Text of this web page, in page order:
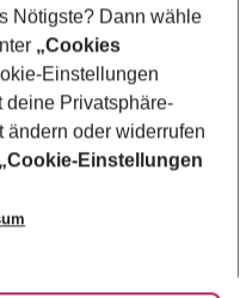
Nötigste? Dann wähle
„Cookies
Einstellungen
deine Privatsphäre-
oder widerrufen
„Cookie-Einstellungen